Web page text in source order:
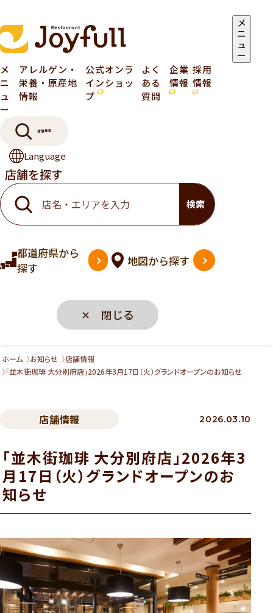
メ
ニ
ュ
ー
メ
ニ
ュ
ー
アレルゲン・
栄養・原産地
情報
公式オンラ
インショッ
プ
よく
ある
質問
企業
情報
採用
情報
店舗検索
Language
店舗を探す
検索
都道府県から
探す
地図から探す
✕ 閉じる
ホーム お知らせ
店舗情報
「並木街珈琲 大分別府店」2026年3月17日（火）グランドオープンのお知らせ
店舗情報 2026.03.10
「並木街珈琲 大分別府店」2026年3
月17日（火）グランドオープンのお
知らせ